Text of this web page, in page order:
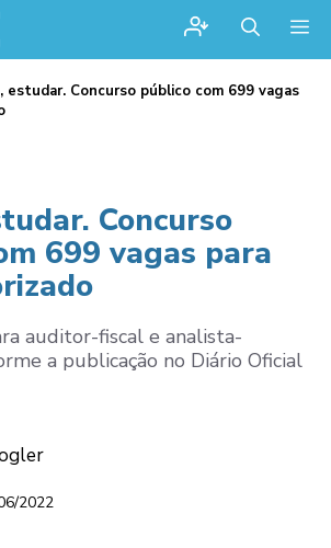
estudar. Concurso público com 699 vagas
Concurso
699 vagas para
auditor-fiscal e analista-
a publicação no Diário Oficial
2022